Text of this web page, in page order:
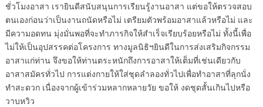
ชั่วโมงอาสา เรายินดีสนับสนุนการเรียนรู้งานอาสา แต่ขอให้ตรวจสอบ
ตนเองก่อนว่าเป็นงานถนัดหรือไม่ เตรียมตัวพร้อมอาสาแล้วหรือไม่ และ
มีความอดทน มุ่งมั่นพอที่จะทำภารกิจให้สำเร็จเรียบร้อยหรือไม่ ทั้งนี้เพื่อ
ไม่ให้เป็นอุปสรรคต่อโครงการ ทางมูลนิธิฯยินดีในการส่งเสริมกิจกรรม
อาสาแก่ท่าน จึงขอให้ท่านตระหนักถึงการอาสาให้เต็มที่เช่นเดียวกับ
อาสาสมัครทั่วไป การแต่งกายให้ใส่ชุดลำลองทั่วไปเพื่อทำอาสาที่ลุกนั่ง
ทำสะดวก เนื่องจากผู้เข้าร่วมหลากหลายวัย ขอให้ งดชุดสั้นเกินไปหรือ
วาบหวิว